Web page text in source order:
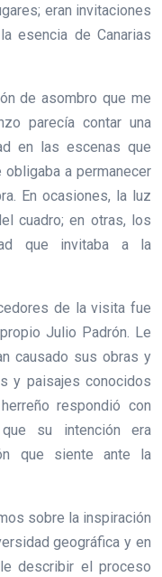
eran invitaciones
esencia de Canarias
de asombro que me
parecía contar una
en las escenas que
a permanecer
En ocasiones, la luz
cuadro; en otras, los
que invitaba a la
de la visita fue
Julio Padrón. Le
causado sus obras y
y paisajes conocidos
respondió con
su intención era
que siente ante la
sobre la inspiración
geográfica y en
describir el proceso